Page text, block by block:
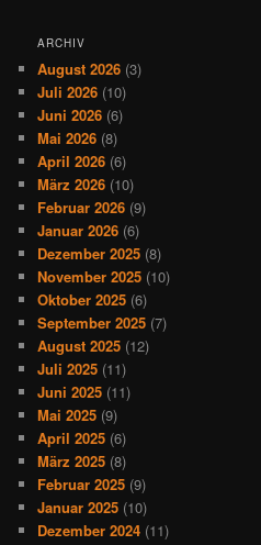
ARCHIV
August 2026 (3)
Juli 2026 (10)
Juni 2026 (6)
Mai 2026 (8)
April 2026 (6)
März 2026 (10)
Februar 2026 (9)
Januar 2026 (6)
Dezember 2025 (8)
November 2025 (10)
Oktober 2025 (6)
September 2025 (7)
August 2025 (12)
Juli 2025 (11)
Juni 2025 (11)
Mai 2025 (9)
April 2025 (6)
März 2025 (8)
Februar 2025 (9)
Januar 2025 (10)
Dezember 2024 (11)